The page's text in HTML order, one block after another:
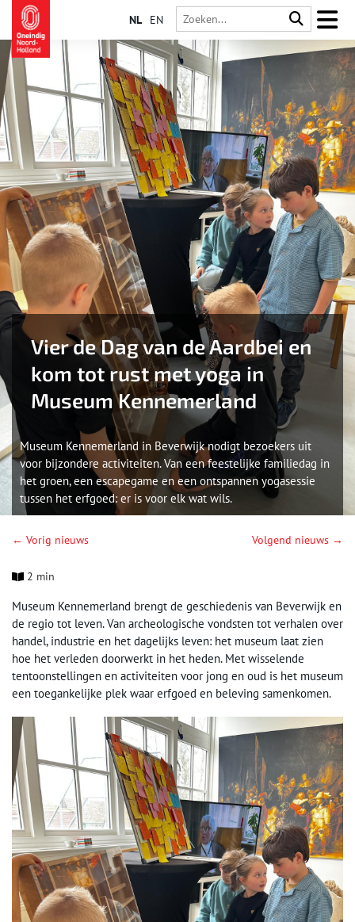
NL EN
Vier de Dag van de Aardbei en
kom tot rust met yoga in
Museum Kennemerland
Museum Kennemerland in Beverwijk nodigt bezoekers uit
voor bijzondere activiteiten. Van een feestelijke familiedag in
het groen, een escapegame en een ontspannen yogasessie
tussen het erfgoed: er is voor elk wat wils.
← Vorig nieuws Volgend nieuws →
2 min
Museum Kennemerland brengt de geschiedenis van Beverwijk en
de regio tot leven. Van archeologische vondsten tot verhalen over
handel, industrie en het dagelijks leven: het museum laat zien
hoe het verleden doorwerkt in het heden. Met wisselende
tentoonstellingen en activiteiten voor jong en oud is het museum
een toegankelijke plek waar erfgoed en beleving samenkomen.